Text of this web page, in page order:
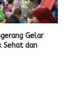
Gelar
Sehat dan